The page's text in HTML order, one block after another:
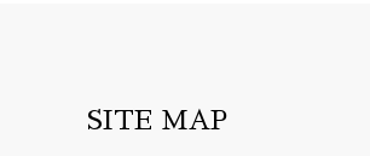
SITE MAP